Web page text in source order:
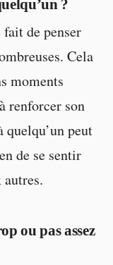
?
de penser
Cela
moments
renforcer son
quelqu’un peut
de se sentir
ou pas assez